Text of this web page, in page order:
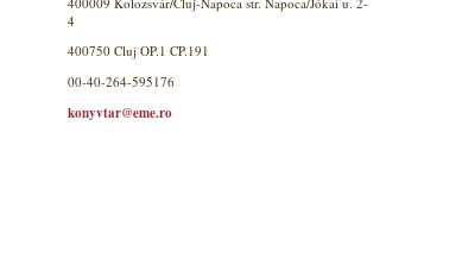
4
400750 Cluj OP.1 CP.191
00-40-264-595176
konyvtar@eme.ro